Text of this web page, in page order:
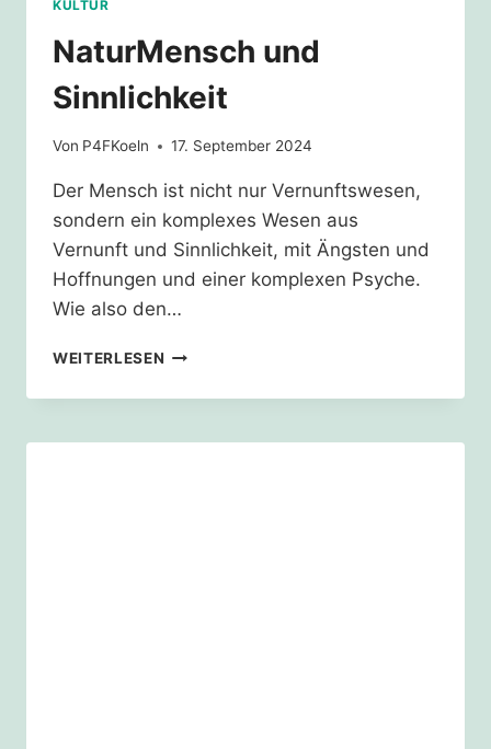
KULTUR
NaturMensch und
Sinnlichkeit
Von P4FKoeln 17. September 2024
Der Mensch ist nicht nur Vernunftswesen,
sondern ein komplexes Wesen aus
Vernunft und Sinnlichkeit, mit Ängsten und
Hoffnungen und einer komplexen Psyche.
Wie also den…
WEITERLESEN NATURMENSCH
SINNLICHKEIT